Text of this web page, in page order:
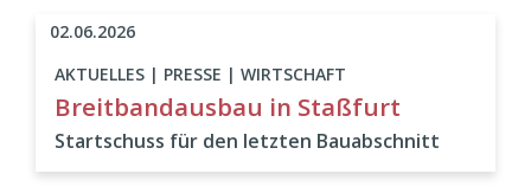
AKTUELLES | PRESSE | WIRTSCHAFT
Breitbandausbau in Staßfurt
Startschuss für den letzten Bauabschnitt
02.06.2026